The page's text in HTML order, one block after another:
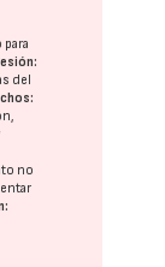
del
no